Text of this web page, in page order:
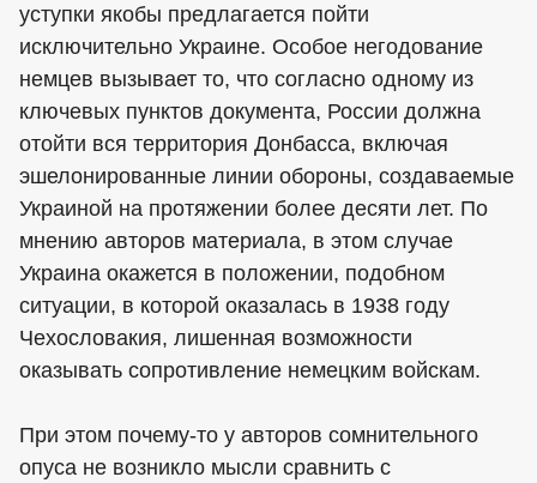
уступки якобы предлагается пойти
исключительно Украине. Особое негодование
немцев вызывает то, что согласно одному из
ключевых пунктов документа, России должна
отойти вся территория Донбасса, включая
эшелонированные линии обороны, создаваемые
Украиной на протяжении более десяти лет. По
мнению авторов материала, в этом случае
Украина окажется в положении, подобном
ситуации, в которой оказалась в 1938 году
Чехословакия, лишенная возможности
оказывать сопротивление немецким войскам.
При этом почему-то у авторов сомнительного
опуса не возникло мысли сравнить с